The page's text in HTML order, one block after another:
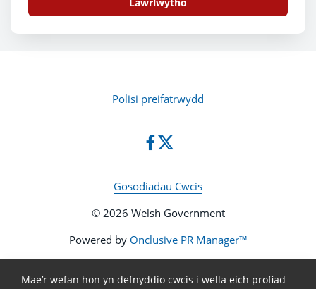
Polisi preifatrwydd
Gosodiadau Cwcis
© 2026 Welsh Government
Powered by Onclusive PR Manager™
Mae’r wefan hon yn defnyddio cwcis i wella eich profiad